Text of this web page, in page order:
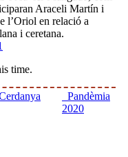
Araceli Martín i
l’Oriol en relació a
i ceretana.
time.
Pandèmia
2020